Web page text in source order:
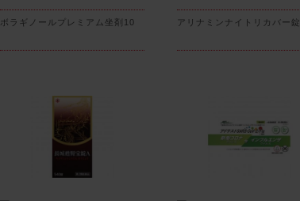
ボラギノールプレミアム坐剤10 アリナミンナイトリカバー錠